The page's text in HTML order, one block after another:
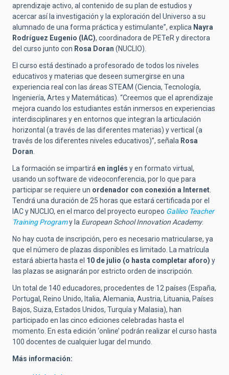
aprendizaje activo, al contenido de su plan de estudios y
acercar así la investigación y la exploración del Universo a su
alumnado de una forma práctica y estimulante”, explica Nayra
Rodríguez Eugenio (IAC), coordinadora de PETeR y directora
del curso junto con Rosa Doran (NUCLIO).
El curso está destinado a profesorado de todos los niveles
educativos y materias que deseen sumergirse en una
experiencia real con las áreas STEAM (Ciencia, Tecnología,
Ingeniería, Artes y Matemáticas). “Creemos que el aprendizaje
mejora cuando los estudiantes están inmersos en experiencias
interdisciplinares y en entornos que integran la articulación
horizontal (a través de las diferentes materias) y vertical (a
través de los diferentes niveles educativos)”, señala Rosa
Doran.
La formación se impartirá en inglés y en formato virtual,
usando un software de videoconferencia, por lo que para
participar se requiere un ordenador con conexión a Internet.
Tendrá una duración de 25 horas que estará certificada por el
IAC y NUCLIO, en el marco del proyecto europeo Galileo Teacher
Training Programy la European School Innovation Academy.
No hay cuota de inscripción, pero es necesario matricularse, ya
que el número de plazas disponibles es limitado. La matrícula
estará abierta hasta el 10 de julio (o hasta completar aforo) y
las plazas se asignarán por estricto orden de inscripción.
Un total de 140 educadores, procedentes de 12 países (España,
Portugal, Reino Unido, Italia, Alemania, Austria, Lituania, Países
Bajos, Suiza, Estados Unidos, Turquía y Malasia), han
participado en las cinco ediciones celebradas hasta el
momento. En esta edición ‘online’ podrán realizar el curso hasta
100 docentes de cualquier lugar del mundo.
Más información: